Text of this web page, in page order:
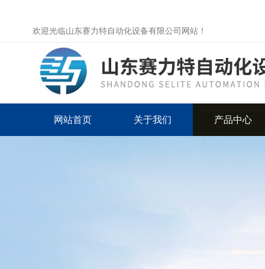
欢迎光临山东赛力特自动化设备有限公司网站！
网站首页 关于我们 产品中心